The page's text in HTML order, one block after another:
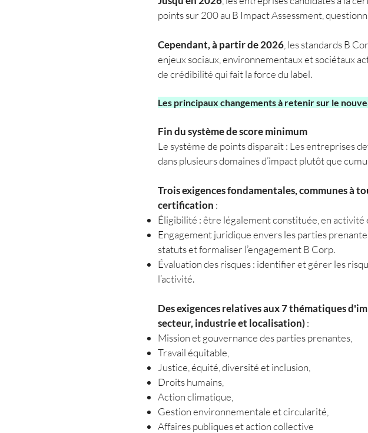
Évaluation et
d’interdépendance et
Obtention du label ;
certification est valable
points sur 200 au B Impact Assessment,
Cependant, à partir de 2026 , les standards B
enjeux sociaux, environnementaux et sociétaux
de crédibilité qui fait la force du label.
Les principaux changements à retenir sur le
Fin du système de score minimum
Le système de points disparaît : Les entreprises
dans plusieurs domaines d’impact plutôt que
Trois exigences fondamentales, communes à
certification :
Éligibilité : être légalement constituée, en activité
Engagement juridique envers les parties
statuts et formaliser l’engagement B Corp.
Évaluation des risques : identifier et gérer les
l’activité.
Des exigences relatives aux 7 thématiques
secteur, industrie et localisation):
Mission et gouvernance des parties prenantes,
Travail équitable,
Justice, équité, diversité et inclusion,
Droits humains,
Action climatique,
Gestion environnementale et circularité,
Affaires publiques et action collective